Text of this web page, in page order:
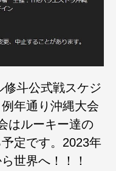
斗公式戦スケジ
年通り沖縄大会
はルーキー達の
定です。2023年
世界へ！！！